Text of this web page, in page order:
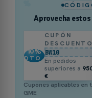
Aprovecha estos
10%
DTO.
CUPÓN
DESCUENTO
BW10
En pedidos
superiores a
€
Cupones aplicables en
GME